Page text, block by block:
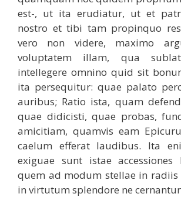
est-, ut ita erudiatur, ut et
nostro et tibi tam propinquo
vero non videre, maximo
voluptatem illam, qua
intellegere omnino quid sit
ita persequitur: quae palato
auribus; Ratio ista, quam
quae didicisti, quae probas,
amicitiam, quamvis eam
caelum efferat laudibus. Ita
exiguae sunt istae accessiones
quem ad modum stellae in radiis
in virtutum splendore ne